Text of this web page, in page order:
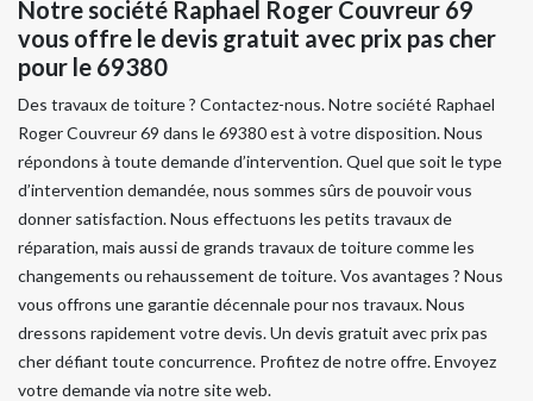
Notre société Raphael Roger Couvreur 69
vous offre le devis gratuit avec prix pas cher
pour le 69380
Des travaux de toiture ? Contactez-nous. Notre société Raphael
Roger Couvreur 69 dans le 69380 est à votre disposition. Nous
répondons à toute demande d’intervention. Quel que soit le type
d’intervention demandée, nous sommes sûrs de pouvoir vous
donner satisfaction. Nous effectuons les petits travaux de
réparation, mais aussi de grands travaux de toiture comme les
changements ou rehaussement de toiture. Vos avantages ? Nous
vous offrons une garantie décennale pour nos travaux. Nous
dressons rapidement votre devis. Un devis gratuit avec prix pas
cher défiant toute concurrence. Profitez de notre offre. Envoyez
votre demande via notre site web.